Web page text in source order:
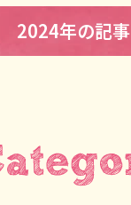
2024年の記事